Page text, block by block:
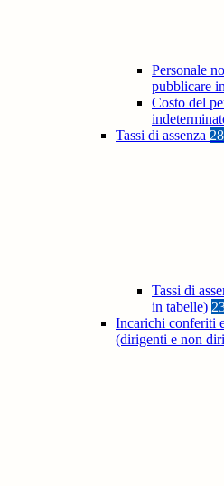
Personale
pubblicare
Costo del
Tassi di assenza 28
Tassi di
in tabelle)
Incarichi conferiti
(dirigenti e non